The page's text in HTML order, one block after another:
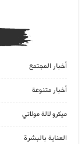
أخبار المجتمع
أخبار متنوعة
ميكرو لالة مولاتي
العناية بالبشرة